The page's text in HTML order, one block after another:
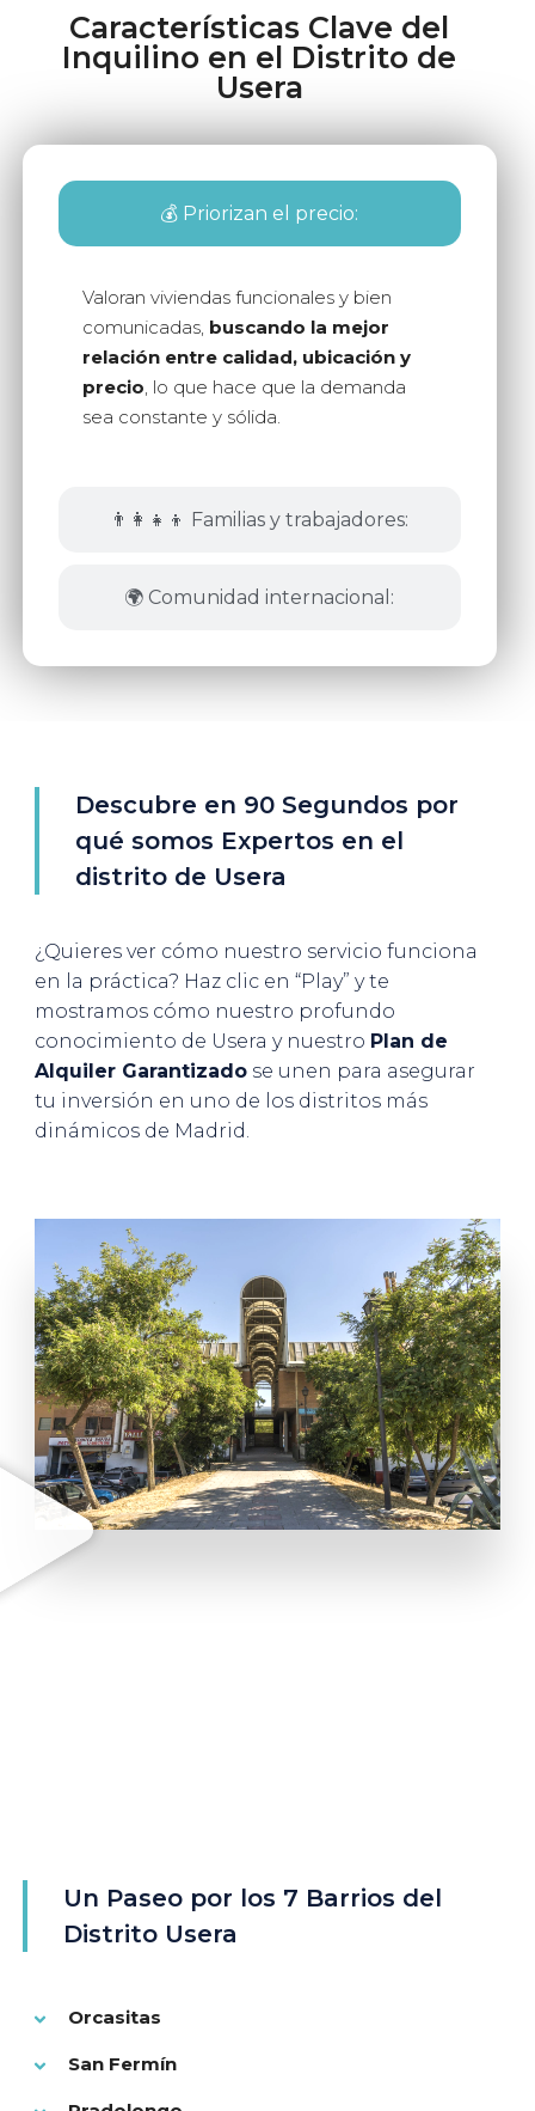
Características Clave del
Inquilino en el Distrito de
Usera
💰 Priorizan el precio:
👨‍👩‍👧‍👦 Familias y trabajadores:
🌍 Comunidad internacional:
Valoran viviendas funcionales y bien
comunicadas, buscando la mejor
relación entre calidad, ubicación y
precio , lo que hace que la demanda
sea constante y sólida.
Descubre en 90 Segundos por
qué somos Expertos en el
distrito de Usera
¿Quieres ver cómo nuestro servicio funciona
en la práctica? Haz clic en “Play” y te
mostramos cómo nuestro profundo
conocimiento de Usera y nuestro Plan de
Alquiler Garantizadose unen para asegurar
tu inversión en uno de los distritos más
dinámicos de Madrid.
Un Paseo por los 7 Barrios del
Distrito Usera
Orcasitas
San Fermín